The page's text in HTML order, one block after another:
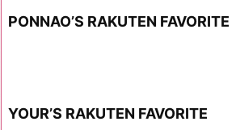
PONNAO’S RAKUTEN FAVORITE
YOUR’S RAKUTEN FAVORITE